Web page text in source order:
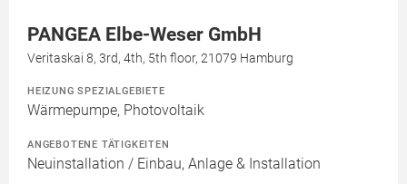
PANGEA Elbe-Weser GmbH
Veritaskai 8, 3rd, 4th, 5th floor, 21079 Hamburg
HEIZUNG SPEZIALGEBIETE
Wärmepumpe, Photovoltaik
ANGEBOTENE TÄTIGKEITEN
Neuinstallation / Einbau, Anlage & Installation